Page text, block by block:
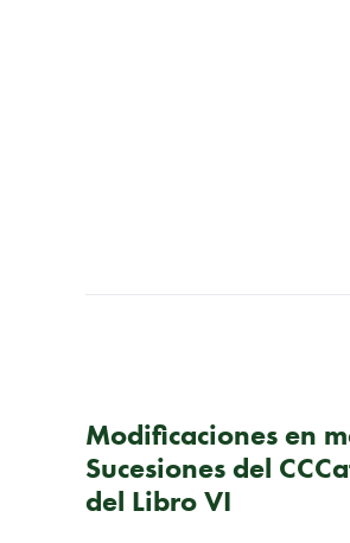
Modificaciones en
Sucesiones del
del Libro VI